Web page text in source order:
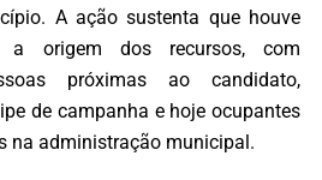
A ação sustenta que houve
a origem dos recursos, com
próximas ao candidato,
de campanha e hoje ocupantes
na administração municipal.